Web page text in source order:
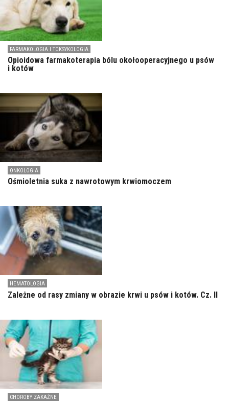
FARMAKOLOGIA I TOKSYKOLOGIA
Opioidowa farmakoterapia bólu okołooperacyjnego u psów
i kotów
ONKOLOGIA
Ośmioletnia suka z nawrotowym krwiomoczem
HEMATOLOGIA
Zależne od rasy zmiany w obrazie krwi u psów i kotów. Cz. II
CHOROBY ZAKAŹNE